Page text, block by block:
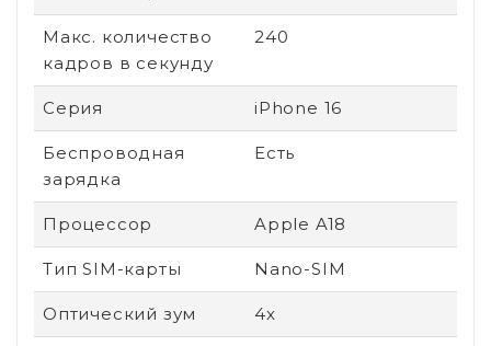
Макс. количество
кадров в секунду
240
Серия iPhone 16
Беспроводная
зарядка
Есть
Процессор Apple A18
Тип SIM-карты Nano-SIM
Оптический зум 4x